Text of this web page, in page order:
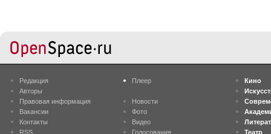
Редакция
Авторы
Правовая информация
Вакансии
Контакты
RSS
Плеер
Новости
Фото
Видео
Голосования
Кино
Театр